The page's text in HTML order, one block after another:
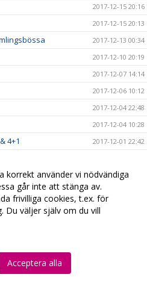
2017-12-15 20:16
2017-12-15 20:13
2017-12-13 00:34
2017-12-10 20:19
2017-12-07 14:14
2017-12-06 10:12
2017-12-04 22:48
2017-12-04 10:28
4+1 2017-12-01 22:42
2017-11-30 00:43
2017-11-30 00:27
2017-11-24 08:17
korrekt använder vi nödvändiga
går inte att stänga av.
frivilliga cookies, t.ex. för
Du väljer själv om du vill
Acceptera alla